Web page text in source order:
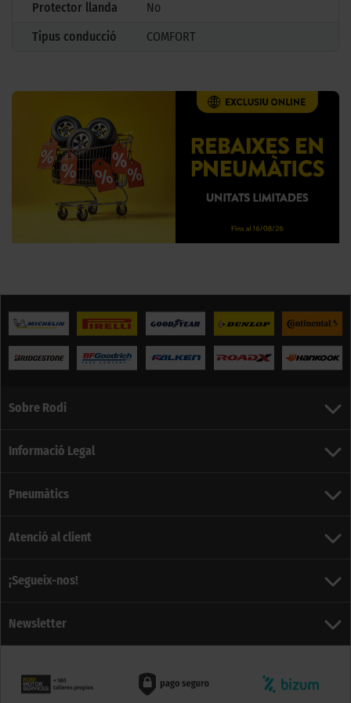
Protector llanda
No
Tipus conducció
COMFORT
Sobre Rodi
Informació Legal
Pneumàtics
Atenció al client
¡Segueix-nos!
Newsletter